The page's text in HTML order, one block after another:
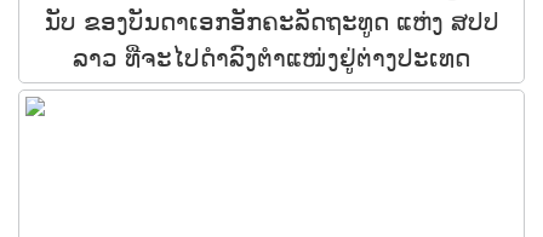
ນັບ ຂອງບັນດາເອກອັກຄະລັດຖະທູດ ແຫ່ງ ສປປ
ລາວ ທີ່ຈະໄປດໍາລົງຕໍາແໜ່ງຢູ່ຕ່າງປະເທດ